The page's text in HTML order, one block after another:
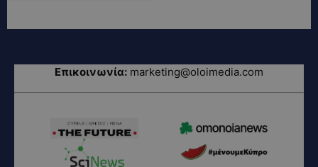
Επικοινωνία: marketing@oloimedia.com